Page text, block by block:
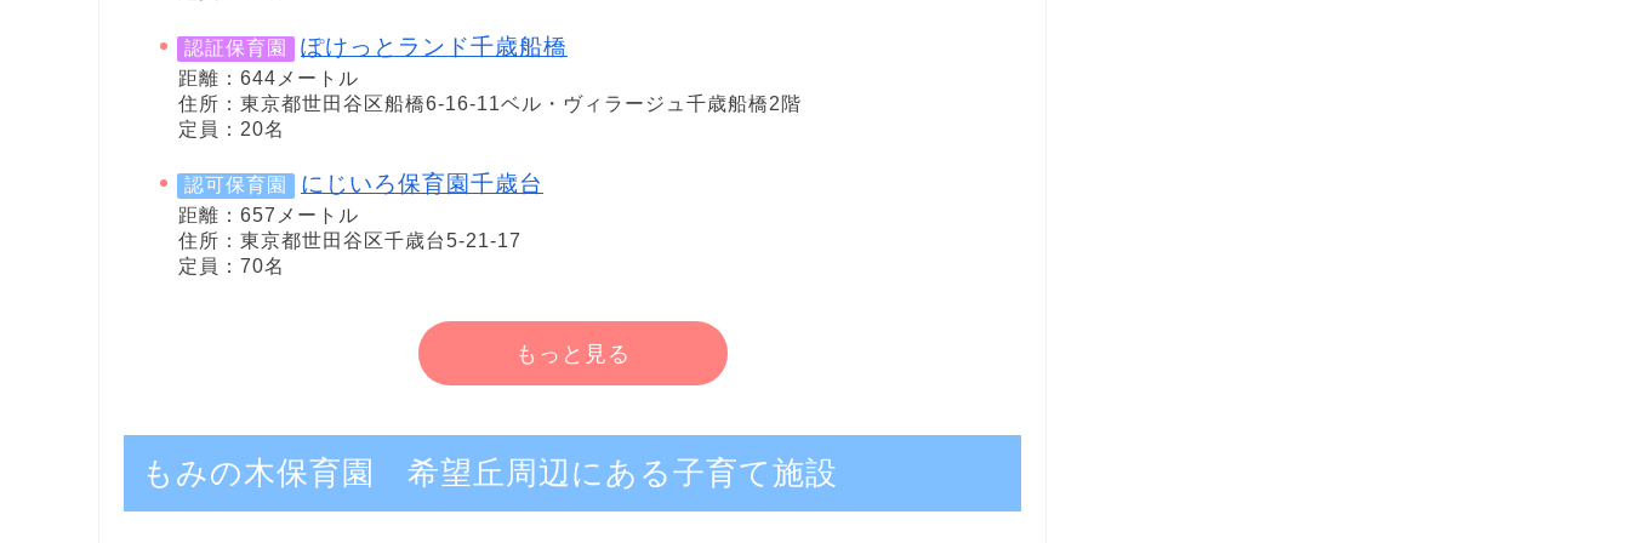
認証保育園 ぽけっとランド千歳船橋
距離：644メートル
住所：東京都世田谷区船橋6-16-11ベル・ヴィラージュ千歳船橋2階
定員：20名
認可保育園 にじいろ保育園千歳台
距離：657メートル
住所：東京都世田谷区千歳台5-21-17
定員：70名
もっと見る
もみの木保育園 希望丘周辺にある子育て施設